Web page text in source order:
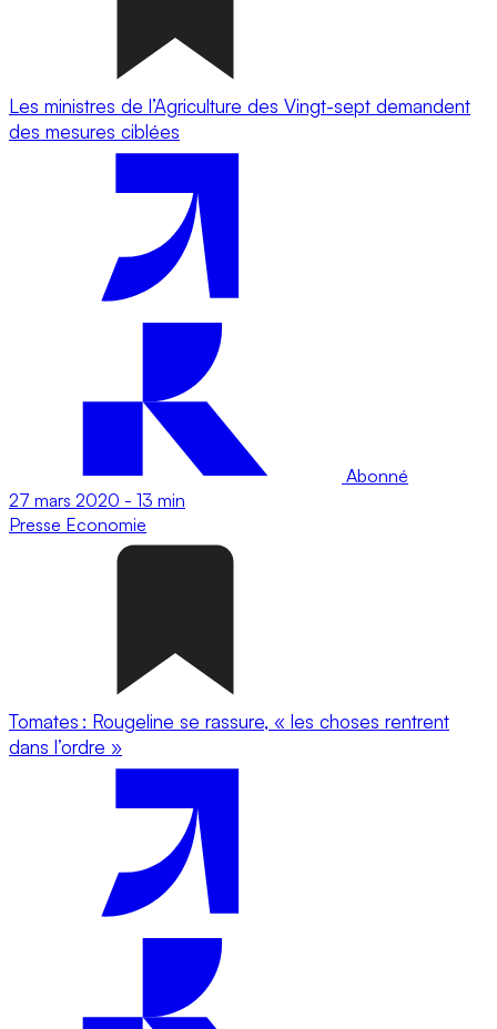
Les ministres de l’Agriculture des Vingt-sept demandent
des mesures ciblées
Abonné
27 mars 2020 - 13 min
Presse Economie
Tomates : Rougeline se rassure, « les choses rentrent
dans l’ordre »